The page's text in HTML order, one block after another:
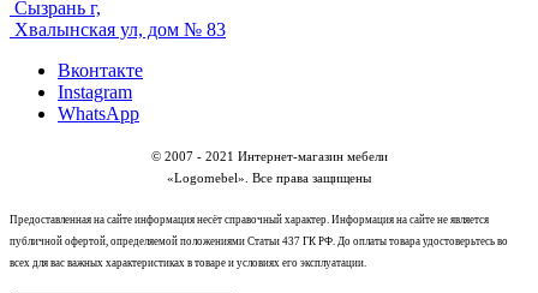
Сызрань г,
Хвалынская ул, дом № 83
Вконтакте
Instagram
WhatsApp
© 2007 - 2021 Интернет-магазин мебели
«Logomebel». Все права защищены
Предоставленная на сайте информация несёт справочный характер. Информация на сайте не является
публичной офертой, определяемой положениями Статьи 437 ГК РФ. До оплаты товара удостоверьтесь во
всех для вас важных характеристиках в товаре и условиях его эксплуатации.